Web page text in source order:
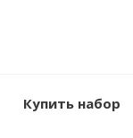
Купить набор